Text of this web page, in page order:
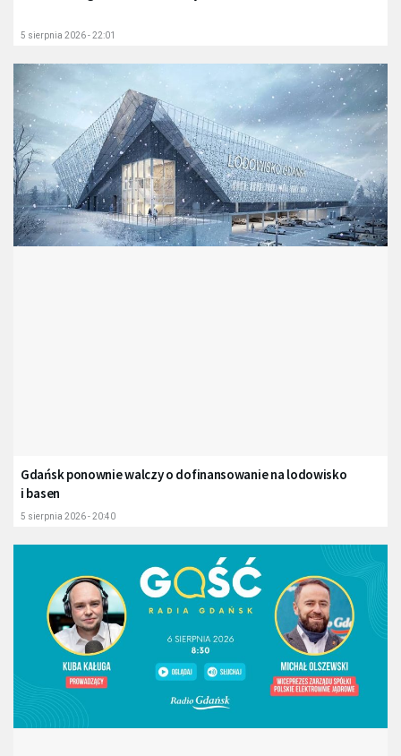
5 sierpnia 2026 - 22:01
Gdańsk ponownie walczy o dofinansowanie na lodowisko
i basen
5 sierpnia 2026 - 20:40